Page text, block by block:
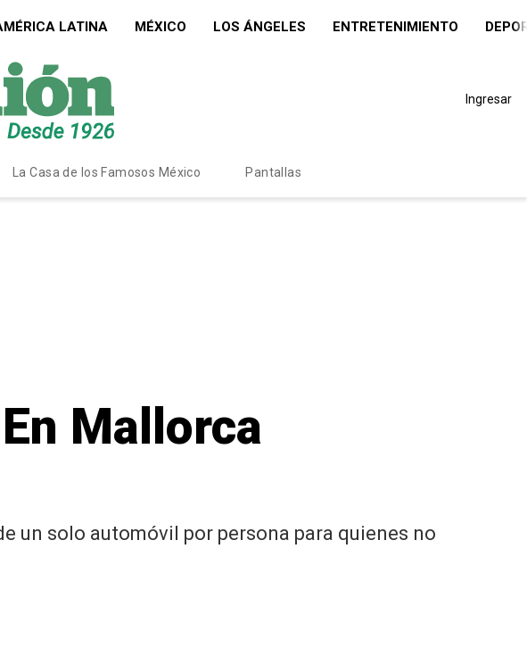
LATINA MÉXICO LOS ÁNGELES ENTRETENIMIENTO
Ingresar
La Casa de los Famosos México Pantallas
Mallorca
un solo automóvil por persona para quienes no